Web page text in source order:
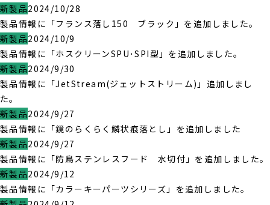
新製品2024/10/28
製品情報に「フランス落し150 ブラック」を追加しました。
新製品2024/10/9
製品情報に「ホスクリーンSPU･SPI型」を追加しました。
新製品2024/9/30
製品情報に「JetStream(ジェットストリーム)」追加しまし
た。
新製品2024/9/27
製品情報に「鏡のらくらく鱗状痕落とし」を追加しました
新製品2024/9/27
製品情報に「防鳥ステンレスフード 水切付」を追加しました。
新製品2024/9/12
製品情報に「カラーキーパーツシリーズ」を追加しました。